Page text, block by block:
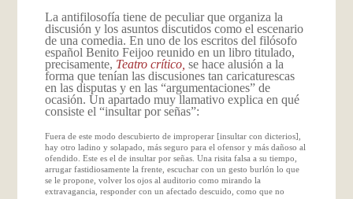
La antifilosofía tiene de peculiar que organiza la
discusión y los asuntos discutidos como el escenario
de una comedia. En uno de los escritos del filósofo
español Benito Feijoo reunido en un libro titulado,
precisamente, Teatro crítico, se hace alusión a la
forma que tenían las discusiones tan caricaturescas
en las disputas y en las “argumentaciones” de
ocasión. Un apartado muy llamativo explica en qué
consiste el “insultar por señas”:
Fuera de este modo descubierto de improperar [insultar con dicterios],
hay otro ladino y solapado, más seguro para el ofensor y más dañoso al
ofendido. Este es el de insultar por señas. Una risita falsa a su tiempo,
arrugar fastidiosamente la frente, escuchar con un gesto burlón lo que
se le propone, volver los ojos al auditorio como mirando la
extravagancia, responder con un afectado descuido, como que no